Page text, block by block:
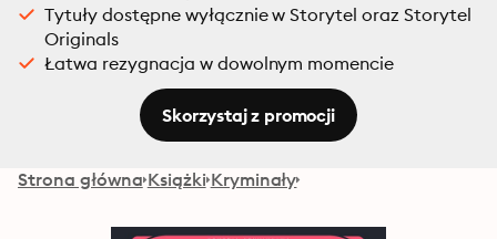
Tytuły dostępne wyłącznie w Storytel oraz Storytel
Originals
Łatwa rezygnacja w dowolnym momencie
Skorzystaj z promocji
Strona główna Książki Kryminały